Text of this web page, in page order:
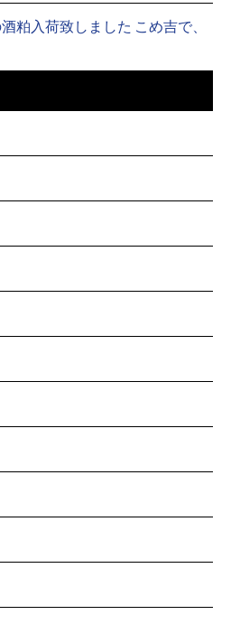
粕入荷致しました こめ吉で、